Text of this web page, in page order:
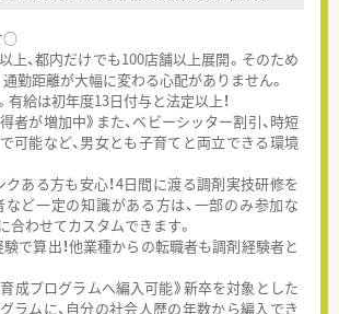
○
上、都内だけでも100店舗以上展開。そのため
勤距離が大幅に変わる心配がありません。
給は初年度13日付与と法定以上！
者が増加中》また、ベビーシッター割引、時短
可能など、男女とも子育てと両立できる環境
ある方も安心！4日間に渡る調剤実技研修を
など一定の知識がある方は、一部のみ参加な
合わせてカスタムできます。
で算出！他業種からの転職者も調剤経験者と
成プログラムへ編入可能》新卒を対象とした
ラムに、自分の社会人歴の年数から編入でき